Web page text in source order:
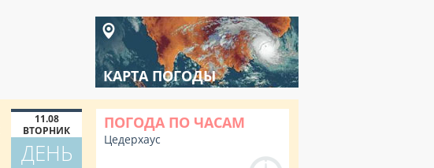
КАРТА ПОГОДЫ
11.08
ВТОРНИК
ДЕНЬ
ПОГОДА ПО ЧАСАМ
Цедерхаус